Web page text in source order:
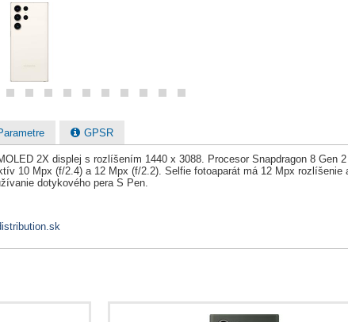
GPSR
2X displej s rozlíšením 1440 x 3088. Procesor Snapdragon 8
10 Mpx (f/2.4) a 12 Mpx (f/2.2). Selfie fotoaparát má 12 Mpx
dotykového pera S Pen.